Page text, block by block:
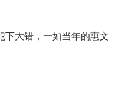
下大错，一如当年的惠文